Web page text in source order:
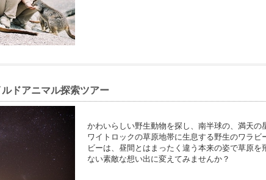
ドアニマル探索ツアー
かわいらしい野生動物を探し、南半球の、満天
ワイトロックの草原地帯に生息する野生のワラ
ビーは、昼間とはまったく違う本来の姿で草原
ない素敵な想い出に変えてみませんか？